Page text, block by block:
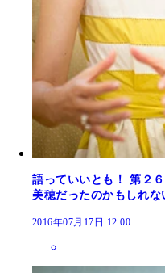
語っていいとも！ 第２
美穂だったのかもしれな
2016年07月17日 12:00